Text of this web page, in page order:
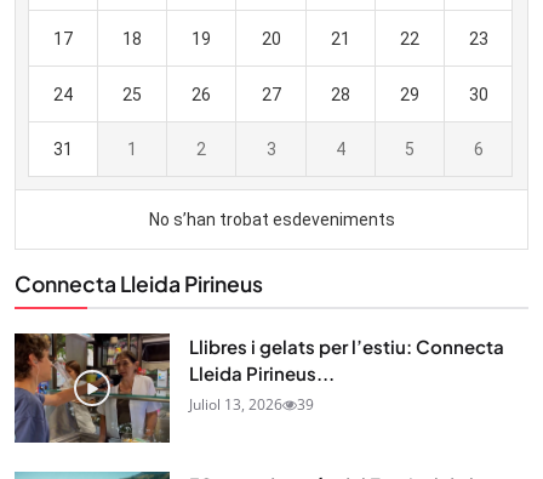
Connecta Lleida Pirineus
Llibres i gelats per l’estiu: Connecta
Lleida Pirineus...
Juliol 13, 2026 39